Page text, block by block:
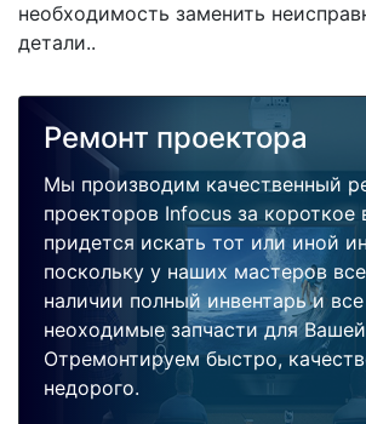
необходимость заменить
детали..
Ремонт проектора
Мы производим качественный
проекторов Infocus за короткое
придется искать тот или иной
поскольку у наших мастеров
наличии полный инвентарь и
неоходимые запчасти для
Отремонтируем быстро,
недорого.